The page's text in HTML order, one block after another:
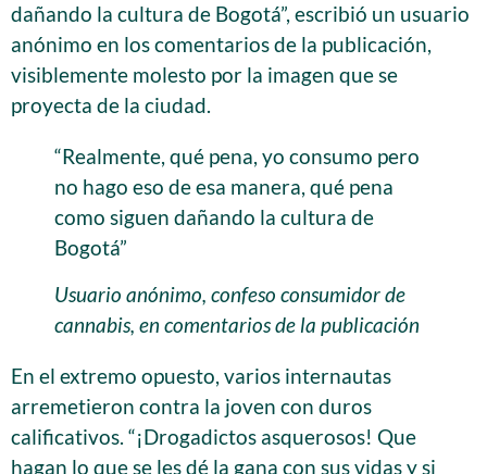
dañando la cultura de Bogotá”, escribió un usuario
anónimo en los comentarios de la publicación,
visiblemente molesto por la imagen que se
proyecta de la ciudad.
“Realmente, qué pena, yo consumo pero
no hago eso de esa manera, qué pena
como siguen dañando la cultura de
Bogotá”
Usuario anónimo, confeso consumidor de
cannabis, en comentarios de la publicación
En el extremo opuesto, varios internautas
arremetieron contra la joven con duros
calificativos. “¡Drogadictos asquerosos! Que
hagan lo que se les dé la gana con sus vidas y si